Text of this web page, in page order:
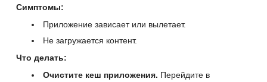
Симптомы:
Приложение зависает или вылетает.
Не загружается контент.
Что делать:
Очистите кеш приложения. Перейдите в